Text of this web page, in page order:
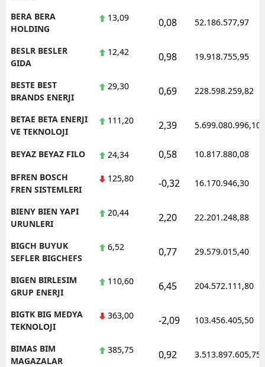
BERA BERA
HOLDING
13,09 0,08 52.186.577,97
BESLR BESLER
GIDA
12,42 0,98 19.918.755,95
BESTE BEST
BRANDS ENERJI
29,30 0,69 228.598.259,82
BETAE BETA ENERJI
VE TEKNOLOJI
111,20 2,39 5.699.080.996,10
BEYAZ BEYAZ FILO 24,34 0,58 10.817.880,08
BFREN BOSCH
FREN SISTEMLERI
125,80 -0,32 16.170.946,30
BIENY BIEN YAPI
URUNLERI
20,44 2,20 22.201.248,88
BIGCH BUYUK
SEFLER BIGCHEFS
6,52 0,77 29.579.015,40
BIGEN BIRLESIM
GRUP ENERJI
110,60 6,45 204.572.111,80
BIGTK BIG MEDYA
TEKNOLOJI
363,00 -2,09 103.456.405,50
BIMAS BIM
MAGAZALAR
385,75 0,92 3.513.897.605,75